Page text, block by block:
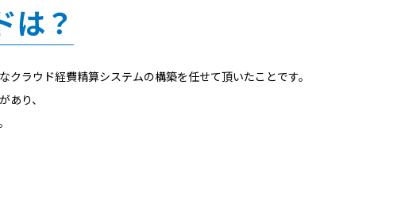
は？
ラウド経費精算システムの構築を任せて頂いたことです。
り、